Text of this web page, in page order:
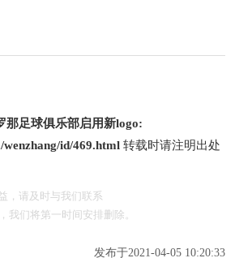
那足球俱乐部启用新logo:
id/469.html 转载时请注明出处
，请及时与我们联系
我们将第一时间安排删除。
发布于2021-04-05 10:20:33